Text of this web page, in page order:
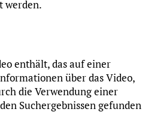
werden.
enthält, das auf einer
über das Video,
die Verwendung einer
Suchergebnissen gefunden